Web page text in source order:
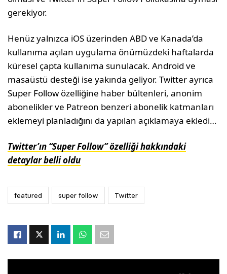
gerekiyor.
Henüz yalnızca iOS üzerinden ABD ve Kanada’da
kullanıma açılan uygulama önümüzdeki haftalarda
küresel çapta kullanıma sunulacak. Android ve
masaüstü desteği ise yakında geliyor. Twitter ayrıca
Super Follow özelliğine haber bültenleri, anonim
abonelikler ve Patreon benzeri abonelik katmanları
eklemeyi planladığını da yapılan açıklamaya ekledi…
Twitter’ın “Super Follow” özelliği hakkındaki
detaylar belli oldu
featured super follow Twitter